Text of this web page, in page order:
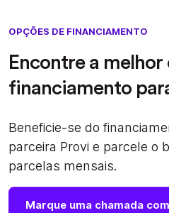
OPÇÕES DE FINANCIAMENTO
Encontre a melhor
financiamento
Beneficie-se do
parceira Provi e parcele o
parcelas mensais.
Marque uma chamada